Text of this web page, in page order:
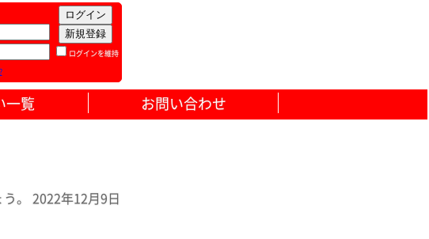
ログインを維持
一覧 お問い合わせ
。 2022年12月9日